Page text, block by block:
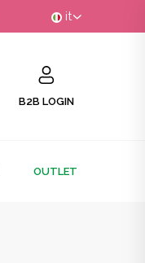
it
B2B LOGIN
OUTLET